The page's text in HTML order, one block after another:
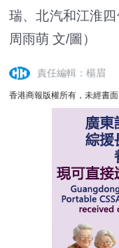
瑞、北汽和江淮
周雨萌 文/圖）
責任編輯：楊眉
香港商報版權所有，未經書面